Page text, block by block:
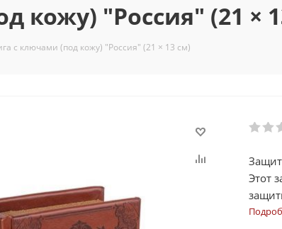
кожу) "Россия" (21 ×
с ключами (под кожу) "Россия" (21 × 13 см)
Этот